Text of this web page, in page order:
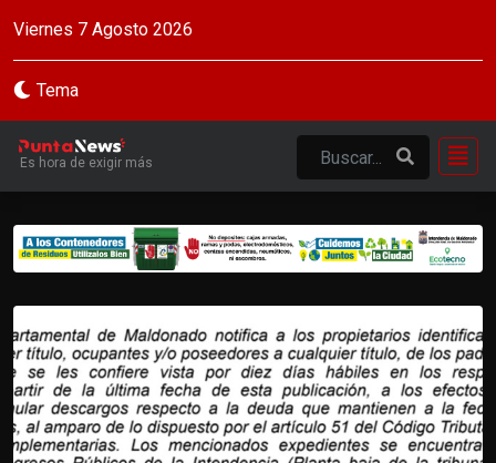
Viernes 7 Agosto 2026
Tema
Es hora de exigir más